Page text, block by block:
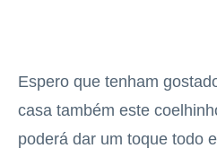
Espero que tenham
casa também este
poderá dar um toque todo